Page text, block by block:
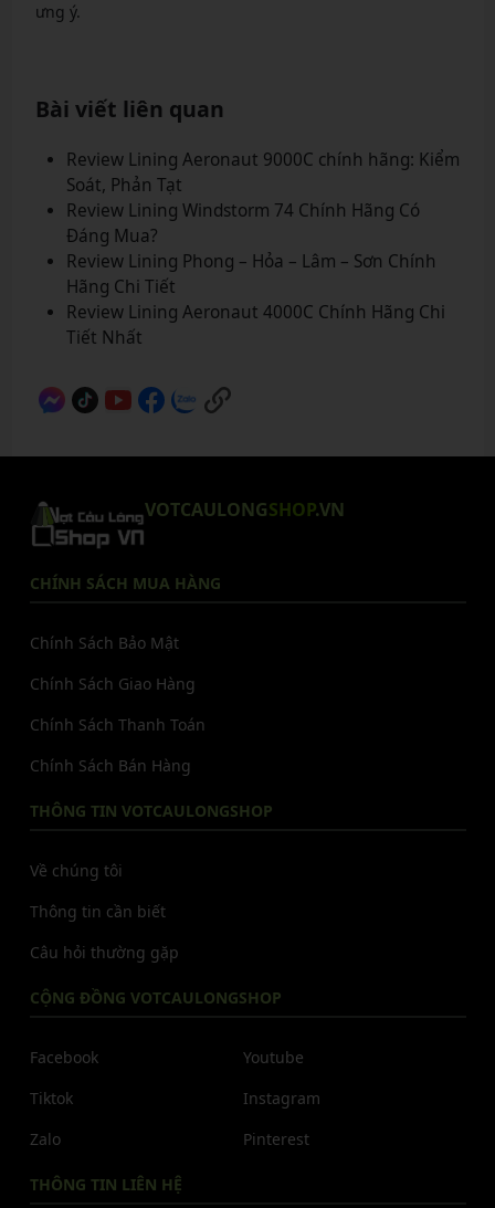
ưng ý.
Bài viết liên quan
Review Lining Aeronaut 9000C chính hãng: Kiểm
Soát, Phản Tạt
Review Lining Windstorm 74 Chính Hãng Có
Đáng Mua?
Review Lining Phong – Hỏa – Lâm – Sơn Chính
Hãng Chi Tiết
Review Lining Aeronaut 4000C Chính Hãng Chi
Tiết Nhất
VOTCAULONGSHOP.VN
CHÍNH SÁCH MUA HÀNG
Chính Sách Bảo Mật
Chính Sách Giao Hàng
Chính Sách Thanh Toán
Chính Sách Bán Hàng
THÔNG TIN VOTCAULONGSHOP
Về chúng tôi
Thông tin cần biết
Câu hỏi thường gặp
CỘNG ĐỒNG VOTCAULONGSHOP
Facebook
Tiktok
Zalo
Youtube
Instagram
Pinterest
THÔNG TIN LIÊN HỆ